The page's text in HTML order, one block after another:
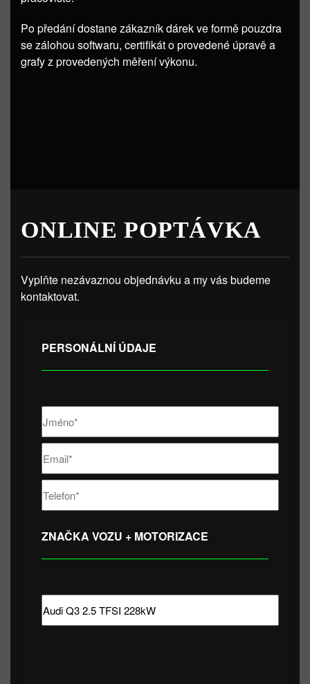
Po předání dostane zákazník dárek ve formě pouzdra
se zálohou softwaru, certifikát o provedené úpravě a
grafy z provedených měření výkonu.
ONLINE POPTÁVKA
Vyplňte nezávaznou objednávku a my vás budeme
kontaktovat.
PERSONÁLNÍ ÚDAJE
ZNAČKA VOZU + MOTORIZACE